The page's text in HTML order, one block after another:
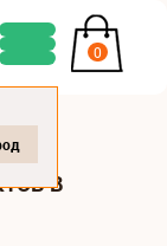
0
В